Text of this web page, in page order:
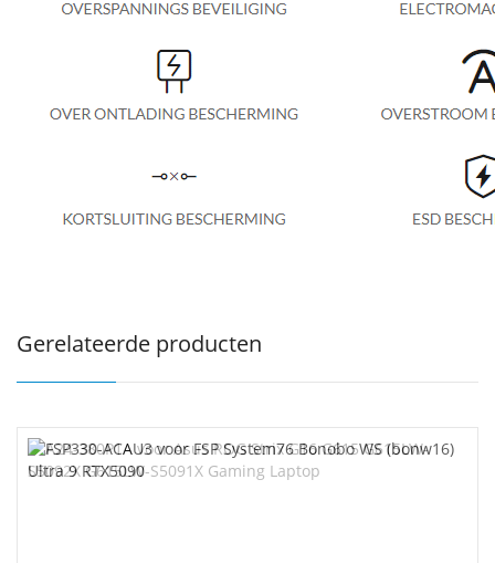
Gerelateerde producten